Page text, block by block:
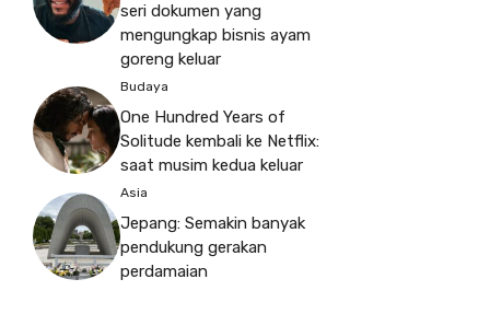
seri dokumen yang
mengungkap bisnis ayam
goreng keluar
Budaya
One Hundred Years of
Solitude kembali ke Netflix:
saat musim kedua keluar
Asia
Jepang: Semakin banyak
pendukung gerakan
perdamaian